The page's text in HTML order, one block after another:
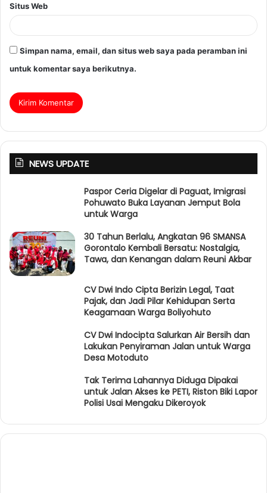
Situs Web
Simpan nama, email, dan situs web saya pada peramban ini
untuk komentar saya berikutnya.
NEWS UPDATE
Paspor Ceria Digelar di Paguat, Imigrasi
Pohuwato Buka Layanan Jemput Bola
untuk Warga
30 Tahun Berlalu, Angkatan 96 SMANSA
Gorontalo Kembali Bersatu: Nostalgia,
Tawa, dan Kenangan dalam Reuni Akbar
CV Dwi Indo Cipta Berizin Legal, Taat
Pajak, dan Jadi Pilar Kehidupan Serta
Keagamaan Warga Boliyohuto
CV Dwi Indocipta Salurkan Air Bersih dan
Lakukan Penyiraman Jalan untuk Warga
Desa Motoduto
Tak Terima Lahannya Diduga Dipakai
untuk Jalan Akses ke PETI, Riston Biki Lapor
Polisi Usai Mengaku Dikeroyok